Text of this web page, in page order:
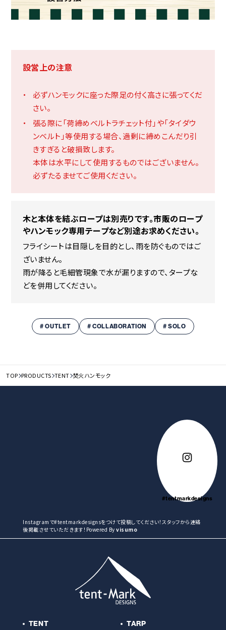
※木と本体を結ぶロープは別売りです。市販のロープやハンモッ
ク専用テープなど別途お求めください。
設営上の注意
必ずハンモックに座った際足の付く高さに張ってくだ
さい。
張る際に「荷締めベルトラチェット付」や「タイダウ
ンベルト」等使用する場合、過剰に締めこんだり引
きすぎると破損致します。
本体は水平にして使用するものではございません。
必ずたるませてご使用ください。
木と本体を結ぶロープは別売りです。市販のロープ
やハンモック専用テープなど別途お求めください。
フライシートは目隠しを目的とし、雨を防ぐものではご
ざいません。
雨が降ると毛細管現象で水が漏りますので、タープな
どを併用してください。
# OUTLET # COLLABORATION # SOLO
TOP PRODUCTS TENT 焚火ハンモック
#tentmarkdesigns
Instagramで#tentmarkdesignsをつけて投稿してください！スタッフから連絡
後掲載させていただきます！Powered By visumo
TENT
TARP